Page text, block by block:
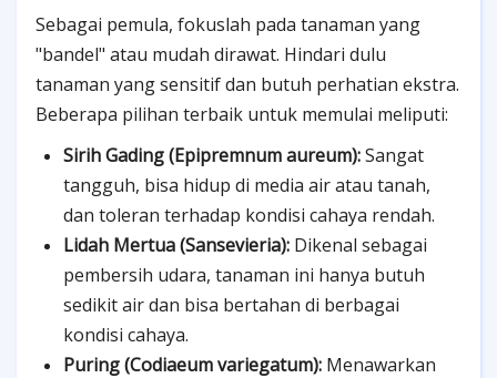
Sebagai pemula, fokuslah pada tanaman yang
"bandel" atau mudah dirawat. Hindari dulu
tanaman yang sensitif dan butuh perhatian ekstra.
Beberapa pilihan terbaik untuk memulai meliputi:
Sirih Gading (Epipremnum aureum):Sangat
tangguh, bisa hidup di media air atau tanah,
dan toleran terhadap kondisi cahaya rendah.
Lidah Mertua (Sansevieria): Dikenal sebagai
pembersih udara, tanaman ini hanya butuh
sedikit air dan bisa bertahan di berbagai
kondisi cahaya.
Puring (Codiaeum variegatum): Menawarkan